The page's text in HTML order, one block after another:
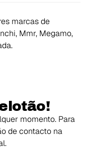
marcas de
Mmr, Megamo,
momento. Para
de contacto na